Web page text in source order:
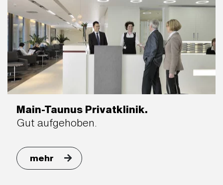
Main-Taunus Privatklinik.
Gut aufgehoben.
mehr